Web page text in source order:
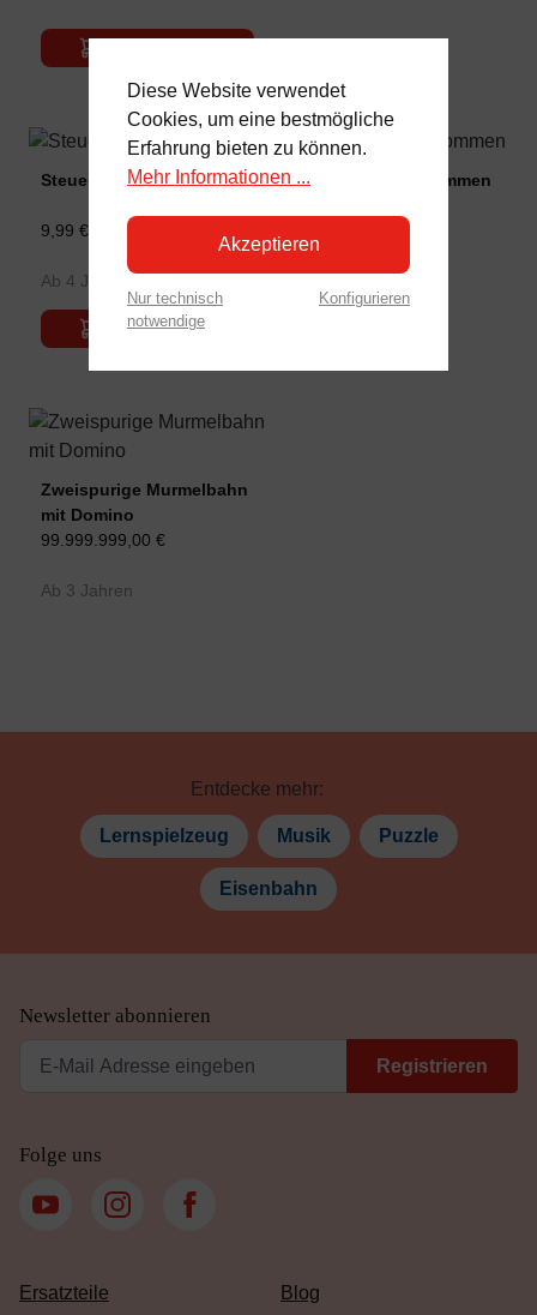
Steuerblock-Set
9,99 €
Ab 4 Jahren
In den Warenkorb
Aus der Burg entkommen
Zweispurige Murmelbahn
mit Domino
99.999.999,00 €
Ab 3 Jahren
Entdecke mehr:
Lernspielzeug Musik Puzzle
Eisenbahn
Newsletter abonnieren
Registrieren
Folge uns
Ersatzteile Blog
Diese Website verwendet
Cookies, um eine bestmögliche
Erfahrung bieten zu können.
Mehr Informationen ...
Akzeptieren
Nur technisch
notwendige
Konfigurieren